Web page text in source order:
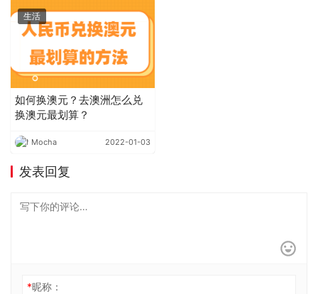
生活
如何换澳元？去澳洲怎么兑
换澳元最划算？
Mocha 2022-01-03
发表回复
*昵称：